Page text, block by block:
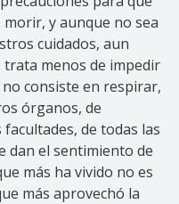
y aunque no sea
cuidados, aun
trata menos de impedir
consiste en respirar,
órganos, de
de todas las
dan el sentimiento de
más ha vivido no es
más aprovechó la